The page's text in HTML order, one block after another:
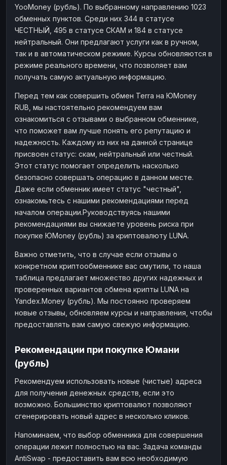
НАЛИЧНЫЕ ДЕНЬГИ
Наличные RUB
Наличные USD
Наличные KZT
Наличные
Наличные
Наличные KZT
YooMoney (рубль). По выбранному направлению 1023
обменных пунктов. Среди них 344 в статусе
ЧЕСТНЫЙ, 495 в статусе СКАМ и 184 в статусе
нейтральный. Они предлагают услуги как в ручном,
так и в автоматическом режиме. Курсы обновляются в
режиме реального времени, что позволяет вам
получать самую актуальную информацию.
Перед тем как совершить обмен Terra на ЮMoney
RUB, мы настоятельно рекомендуем вам
ознакомиться с отзывами о выбранном обменнике,
что поможет вам лучше понять его репутацию и
надежность. Каждому из них на данной странице
присвоен статус: скам, нейтральный или честный.
Этот статус помогает определить насколько
безопасно совершать операцию в данном месте.
Даже если обменник имеет статус "честный",
ознакомьтесь с нашими рекомендациями перед
началом операции.Руководствуясь нашими
рекомендациями вы снижаете уровень риска при
покупке ЮMoney (рубль) за криптовалюту LUNA.
Важно отметить, что в случае если отзывы о
конкретном криптообменнике вас смутили, то наша
таблица предлагает множество других надежных и
проверенных вариантов обмена крипты LUNA на
Yandex.Money (рубль). Мы постоянно проверяем
новые отзывы, обновляем курсы и направления, чтобы
предоставлять вам самую свежую информацию.
Рекомендации при покупке Юмани
(рубль)
Рекомендуем использовать новые (чистые) адреса
для получения денежных средств, если это
возможно. Большинство криптовалют позволяют
сгенерировать новый адрес в несколько кликов.
Напоминаем, что выбор обменника для совершения
операции лежит полностью на вас. Задача команды
AntiSwap - предоставить вам всю необходимую